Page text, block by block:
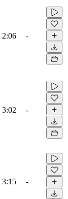
2:06 -
3:02 -
3:15 -